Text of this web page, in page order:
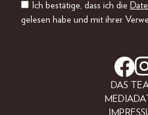
Ich bestätige, dass ich die
gelesen habe und mit ihrer
DAS